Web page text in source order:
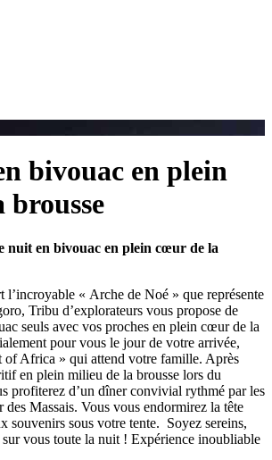
bivouac en plein
nuit en bivouac en plein cœur de la
l’incroyable « Arche de Noé » que représente
Tribu d’explorateurs vous propose de
seuls avec vos proches en plein cœur de la
pour vous le jour de votre arrivée,
of Africa » qui attend votre famille. Après
en plein milieu de la brousse lors du
profiterez d’un dîner convivial rythmé par les
des Massais. Vous vous endormirez la tête
souvenirs sous votre tente. Soyez sereins,
vous toute la nuit ! Expérience inoubliable